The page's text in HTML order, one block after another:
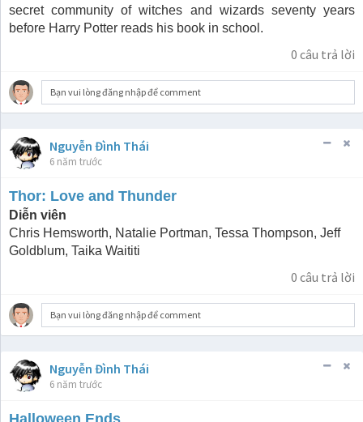
secret community of witches and wizards seventy years
before Harry Potter reads his book in school.
0 câu trả lời
Bạn vui lòng đăng nhập để comment
Nguyễn Đình Thái
6 năm trước
Thor: Love and Thunder
Diễn viên
Chris Hemsworth, Natalie Portman, Tessa Thompson, Jeff
Goldblum, Taika Waititi
0 câu trả lời
Bạn vui lòng đăng nhập để comment
Nguyễn Đình Thái
6 năm trước
Halloween Ends